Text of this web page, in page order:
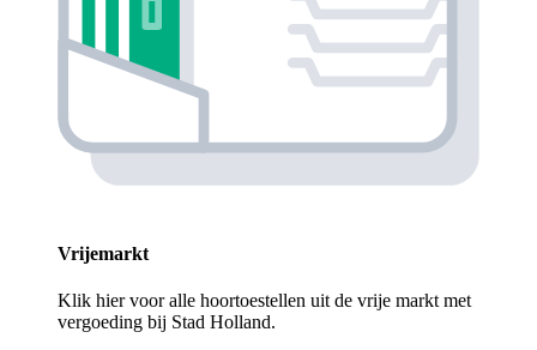
Vrijemarkt
Klik hier voor alle hoortoestellen uit de vrije markt met
vergoeding bij Stad Holland.